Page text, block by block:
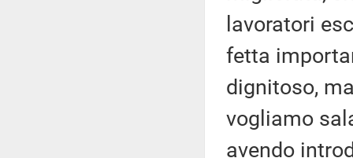
lavoratori
fetta
dignitoso,
vogliamo
avendo